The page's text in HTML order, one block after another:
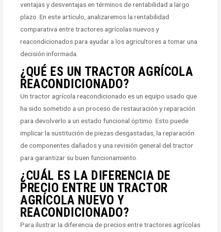
ventajas y desventajas en términos de rentabilidad a largo
plazo. En este artículo, analizaremos la rentabilidad
comparativa entre tractores agrícolas nuevos y
reacondicionados para ayudar a los agricultores a tomar una
decisión informada.
¿QUÉ ES UN TRACTOR AGRÍCOLA
REACONDICIONADO?
Un tractor agrícola reacondicionado es un equipo usado que
ha sido sometido a un proceso de restauración y reparación
para devolverlo a un estado funcional óptimo. Esto puede
implicar la sustitución de piezas desgastadas, la reparación
de componentes dañados y una revisión general del tractor
para garantizar su buen funcionamiento.
¿CUÁL ES LA DIFERENCIA DE
PRECIO ENTRE UN TRACTOR
AGRÍCOLA NUEVO Y
REACONDICIONADO?
Para ilustrar la diferencia de precios entre tractores agrícolas